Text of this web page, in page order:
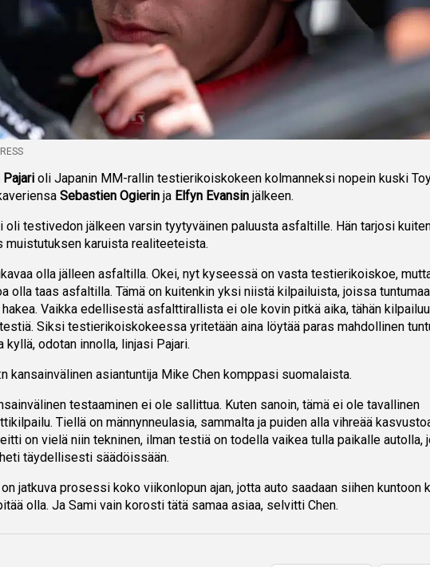
Pajari oli Japanin MM-rallin testierikoiskokeen kolmanneksi nopein kuski
Sebastien Ogierin ja Elfyn Evansin jälkeen.
oli testivedon jälkeen varsin tyytyväinen paluusta asfaltille. Hän tarjosi
muistutuksen karuista realiteeteista.
olla jälleen asfaltilla. Okei, nyt kyseessä on vasta testierikoiskoe,
olla taas asfaltilla. Tämä on kuitenkin yksi niistä kilpailuista, joissa tuntumaa
hakea. Vaikka edellisestä asfalttirallista ei ole kovin pitkä aika, tähän
Siksi testierikoiskokeessa yritetään aina löytää paras mahdollinen
kyllä, odotan innolla, linjasi Pajari.
kansainvälinen asiantuntija Mike Chen komppasi suomalaista.
testaaminen ei ole sallittua. Kuten sanoin, tämä ei ole tavallinen
Tiellä on männynneulasia, sammalta ja puiden alla vihreää
on vielä niin tekninen, ilman testiä on todella vaikea tulla paikalle autolla,
täydellisesti säädöissään.
jatkuva prosessi koko viikonlopun ajan, jotta auto saadaan siihen kuntoon
olla. Ja Sami vain korosti tätä samaa asiaa, selvitti Chen.